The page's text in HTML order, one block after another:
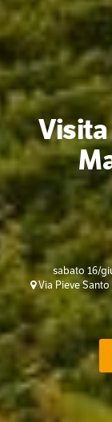
Visita
sabato 16/
Via Pieve Santo